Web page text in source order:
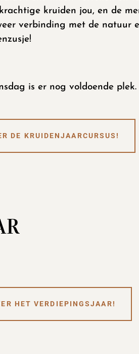
kruiden jou, en de
verbinding met de natuur
is er nog voldoende plek.
DE KRUIDENJAARCURSUS!
HET VERDIEPINGSJAAR!